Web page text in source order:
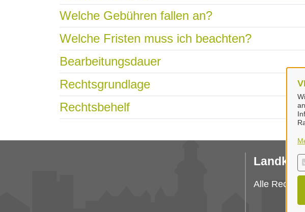
Welche Gebühren fallen an?
Welche Fristen muss ich beachten?
Bearbeitungsdauer
Rechtsgrundlage
Rechtsbehelf
Alle Rechte